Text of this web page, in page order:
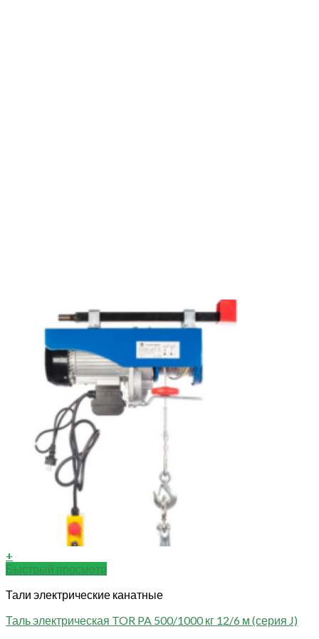
+
Быстрый просмотр
Тали электрические канатные
Таль электрическая TOR PA 500/1000 кг 12/6 м (серия J)